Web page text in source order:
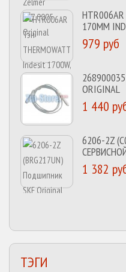
170MM
979 руб
ORIGINAL
1 440
6206-2Z
1 382
ТЭГИ